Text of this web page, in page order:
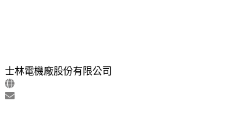
士林電機廠股份有限公司